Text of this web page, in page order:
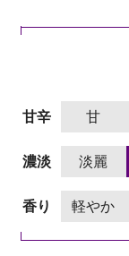
甘辛 甘
濃淡 淡麗
香り 軽やか